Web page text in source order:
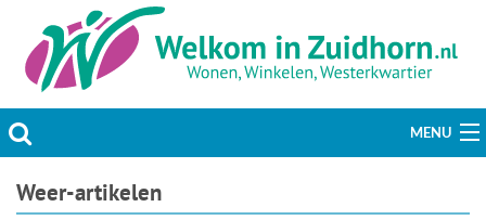
MENU
Actueel
Weer-artikelen